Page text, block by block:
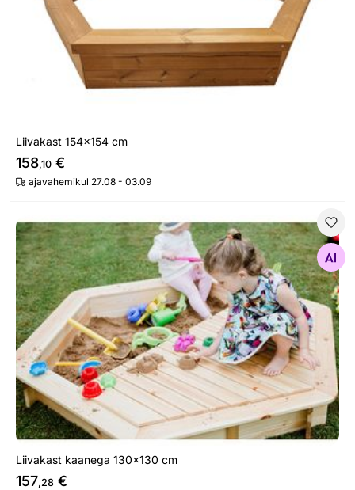
Liivakast 154x154 cm
158,10 €
ajavahemikul 27.08 - 03.09
Liivakast kaanega 130x130 cm
Otsi sarnaseid
Liivakast kaanega 130x130 cm
157,28 €